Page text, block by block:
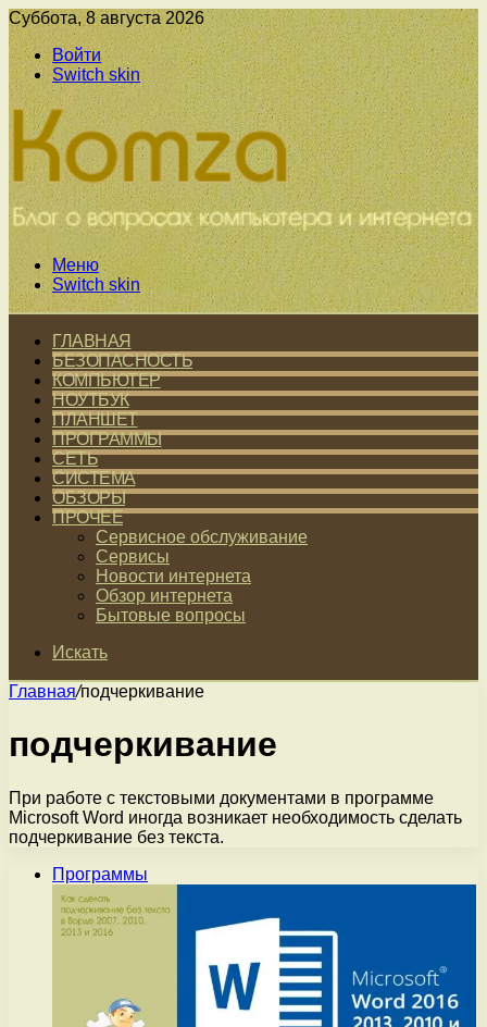
Суббота, 8 августа 2026
Войти
Switch skin
Меню
Switch skin
ГЛАВНАЯ
БЕЗОПАСНОСТЬ
КОМПЬЮТЕР
НОУТБУК
ПЛАНШЕТ
ПРОГРАММЫ
СЕТЬ
СИСТЕМА
ОБЗОРЫ
ПРОЧЕЕ
Сервисное обслуживание
Сервисы
Новости интернета
Обзор интернета
Бытовые вопросы
Искать
Главная/подчеркивание
подчеркивание
При работе с текстовыми документами в программе
Microsoft Word иногда возникает необходимость сделать
подчеркивание без текста.
Программы